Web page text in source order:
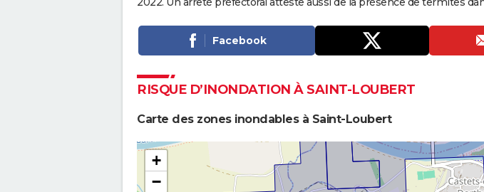
Facebook
RISQUE D’INONDATION À SAINT-LOUBERT
Carte des zones inondables à Saint-Loubert
+
−